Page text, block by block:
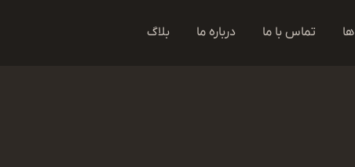
تماس با ما درباره ما بلاگ